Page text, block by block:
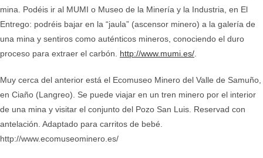
mina. Podéis ir al MUMI o Museo de la Minería y la Industria, en El
Entrego: podréis bajar en la “jaula” (ascensor minero) a la galería de
una mina y sentiros como auténticos mineros, conociendo el duro
proceso para extraer el carbón. http://www.mumi.es/
Muy cerca del anterior está el Ecomuseo Minero del Valle de Samuño,
en Ciaño (Langreo). Se puede viajar en un tren minero por el interior
de una mina y visitar el conjunto del Pozo San Luis. Reservad con
antelación. Adaptado para carritos de bebé.
http://www.ecomuseominero.es/